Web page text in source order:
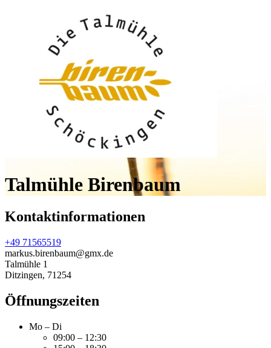
Talmühle Birenbaum
Kontaktinformationen
+49 71565519
markus.birenbaum@gmx.de
Talmühle 1
Ditzingen, 71254
Öffnungszeiten
Mo – Di
09:00 – 12:30